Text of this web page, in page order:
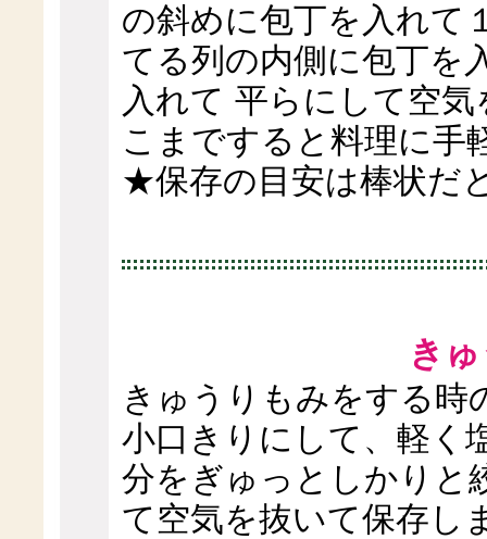
の斜めに包丁を入れて
てる列の内側に包丁を
入れて 平らにして空
こまですると料理に手
★保存の目安は棒状だ
き
きゅうりもみをする時
小口きりにして、軽く
分をぎゅっとしかりと
て空気を抜いて保存し